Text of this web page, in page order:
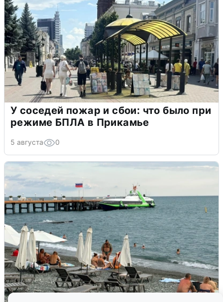
У соседей пожар и сбои: что было при
режиме БПЛА в Прикамье
5 августа 0